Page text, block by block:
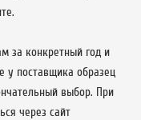
за конкретный год и
у поставщика образец
выбор. При
через сайт